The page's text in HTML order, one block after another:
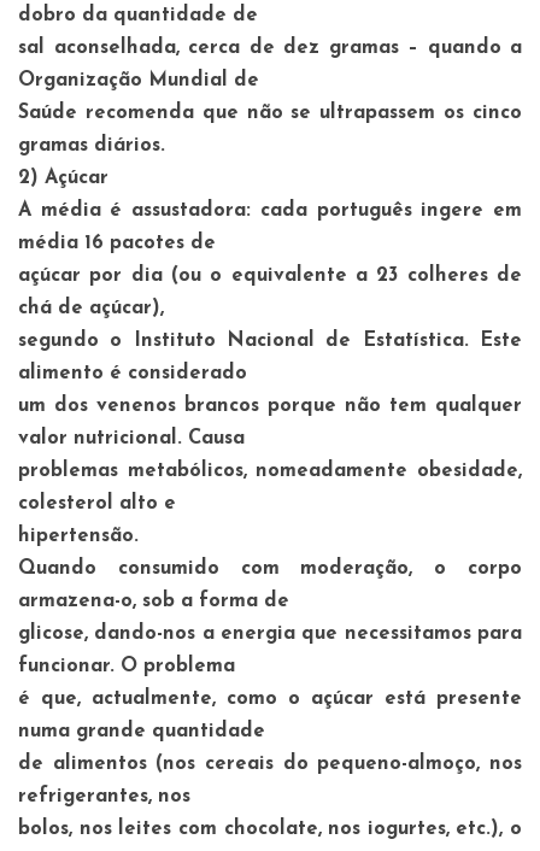
dobro da quantidade de
sal aconselhada, cerca de dez gramas – quando a
Organização Mundial de
Saúde recomenda que não se ultrapassem os cinco
gramas diários.
2) Açúcar
A média é assustadora: cada português ingere em
média 16 pacotes de
açúcar por dia (ou o equivalente a 23 colheres de
chá de açúcar),
segundo o Instituto Nacional de Estatística. Este
alimento é considerado
um dos venenos brancos porque não tem qualquer
valor nutricional. Causa
problemas metabólicos, nomeadamente obesidade,
colesterol alto e
hipertensão.
Quando consumido com moderação, o corpo
armazena-o, sob a forma de
glicose, dando-nos a energia que necessitamos para
funcionar. O problema
é que, actualmente, como o açúcar está presente
numa grande quantidade
de alimentos (nos cereais do pequeno-almoço, nos
refrigerantes, nos
bolos, nos leites com chocolate, nos iogurtes, etc.), o